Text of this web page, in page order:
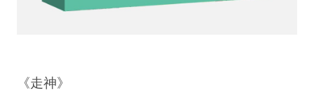
《走神》